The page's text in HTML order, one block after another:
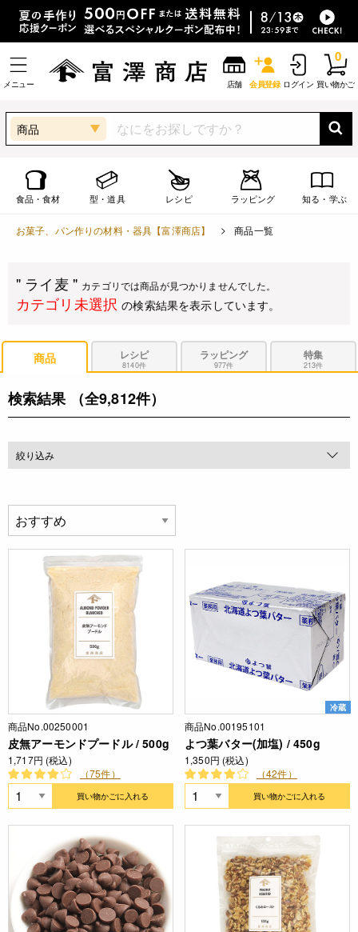
メニュー 店舗 会員登録 ログイン 買い物かご
0
商品
食品・食材 型・道具 レシピ ラッピング 知る・学ぶ
お菓子、パン作りの材料・器具【富澤商店】 商品一覧
" ライ麦 " カテゴリでは商品が見つかりませんでした。
カテゴリ未選択 の検索結果を表示しています。
商品 レシピ
8140件
ラッピング
977件
特集
213件
検索結果 （全9,812件）
絞り込み
商品No.00250001
皮無アーモンドプードル / 500g
1,717円 (税込)
（75件）
買い物かごに入れる
冷蔵
商品No.00195101
よつ葉バター(加塩) / 450g
1,350円 (税込)
（42件）
買い物かごに入れる